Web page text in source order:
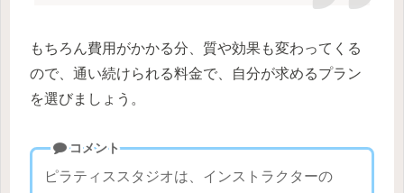
もちろん費用がかかる分、質や効果も変わってくる
ので、通い続けられる料金で、自分が求めるプラン
を選びましょう。
コメント
ピラティススタジオは、インストラクターの